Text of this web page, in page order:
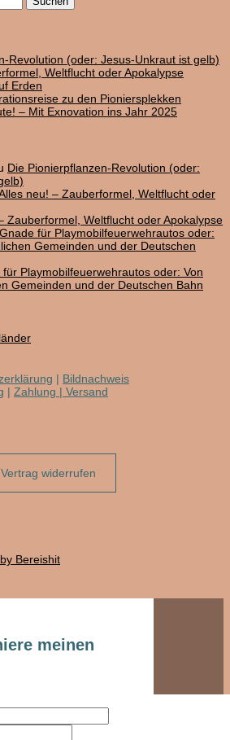
Revolution (oder: Jesus-Unkraut ist gelb)
Weltflucht oder Apokalypse
Erden
zu den Pioniersplekken
– Mit Exnovation ins Jahr 2025
Die Pionierpflanzen-Revolution (oder:
neu! – Zauberformel, Weltflucht oder
Zauberformel, Weltflucht oder Apokalypse
Gnade für Playmobilfeuerwehrautos oder:
Gemeinden und der Deutschen
für Playmobilfeuerwehrautos oder: Von
Gemeinden und der Deutschen Bahn
| Bildnachweis
| Zahlung | Versand
Vertrag widerrufen
meinen